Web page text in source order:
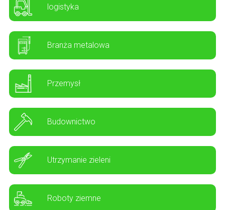
logistyka
Branża metalowa
Przemysł
Budownictwo
Utrzymanie zieleni
Roboty ziemne